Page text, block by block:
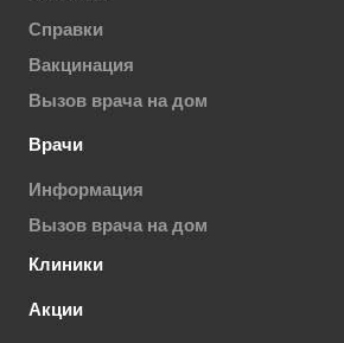
Справки
Вакцинация
Вызов врача на дом
Врачи
Информация
Вызов врача на дом
Клиники
Акции